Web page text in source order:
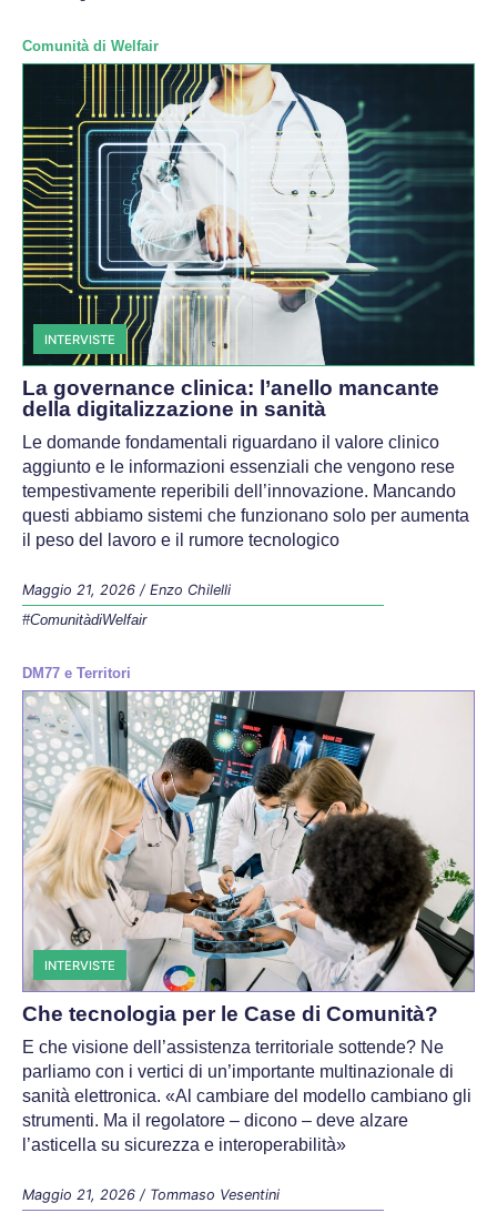
Comunità di Welfair
INTERVISTE
La governance clinica: l’anello mancante
della digitalizzazione in sanità
Le domande fondamentali riguardano il valore clinico
aggiunto e le informazioni essenziali che vengono rese
tempestivamente reperibili dell’innovazione. Mancando
questi abbiamo sistemi che funzionano solo per aumenta
il peso del lavoro e il rumore tecnologico
Maggio 21, 2026 / Enzo Chilelli
#ComunitàdiWelfair
DM77 e Territori
INTERVISTE
Che tecnologia per le Case di Comunità?
E che visione dell’assistenza territoriale sottende? Ne
parliamo con i vertici di un’importante multinazionale di
sanità elettronica. «Al cambiare del modello cambiano gli
strumenti. Ma il regolatore – dicono – deve alzare
l’asticella su sicurezza e interoperabilità»
Maggio 21, 2026 / Tommaso Vesentini